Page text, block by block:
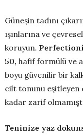
Güneşin tadını
ışınlarına ve
koruyun.
50, hafif formülü ve
boyu güvenilir bir
cilt tonunu eşitleyen
kadar zarif
Teninize yaz